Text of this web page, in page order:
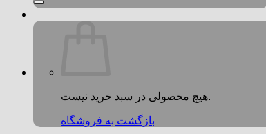
هیچ محصولی در سبد خرید نیست.
بازگشت به فروشگاه